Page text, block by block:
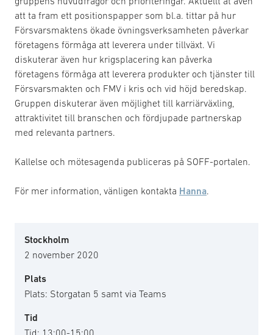
att ta fram ett positionspapper som bl.a. tittar på hur
Försvarsmaktens ökade övningsverksamheten påverkar
företagens förmåga att leverera under tillväxt. Vi
diskuterar även hur krigsplacering kan påverka
företagens förmåga att leverera produkter och tjänster till
Försvarsmakten och FMV i kris och vid höjd beredskap.
Gruppen diskuterar även möjlighet till karriärväxling,
attraktivitet till branschen och fördjupade partnerskap
med relevanta partners.
Kallelse och mötesagenda publiceras på SOFF-portalen.
För mer information, vänligen kontakta Hanna.
Stockholm
2 november 2020
Plats
Plats: Storgatan 5 samt via Teams
Tid
Tid: 13:00-15:00